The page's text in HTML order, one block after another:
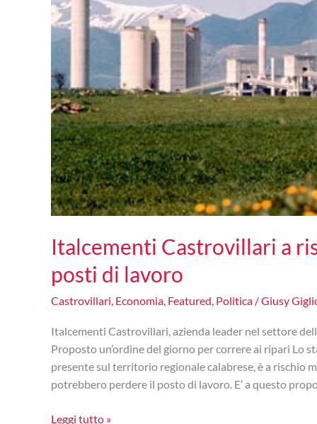
Italcementi Castrovillari a
posti di lavoro
Castrovillari Economia Featured Politica /Giusy
Italcementi Castrovillari, azienda leader nel settore
Proposto un’ordine del giorno per correre ai ripari
presente sul territorio regionale calabrese, è a rischio
potrebbero perdere il posto di lavoro. E’ a questo
Italcementi
Leggi tutto »